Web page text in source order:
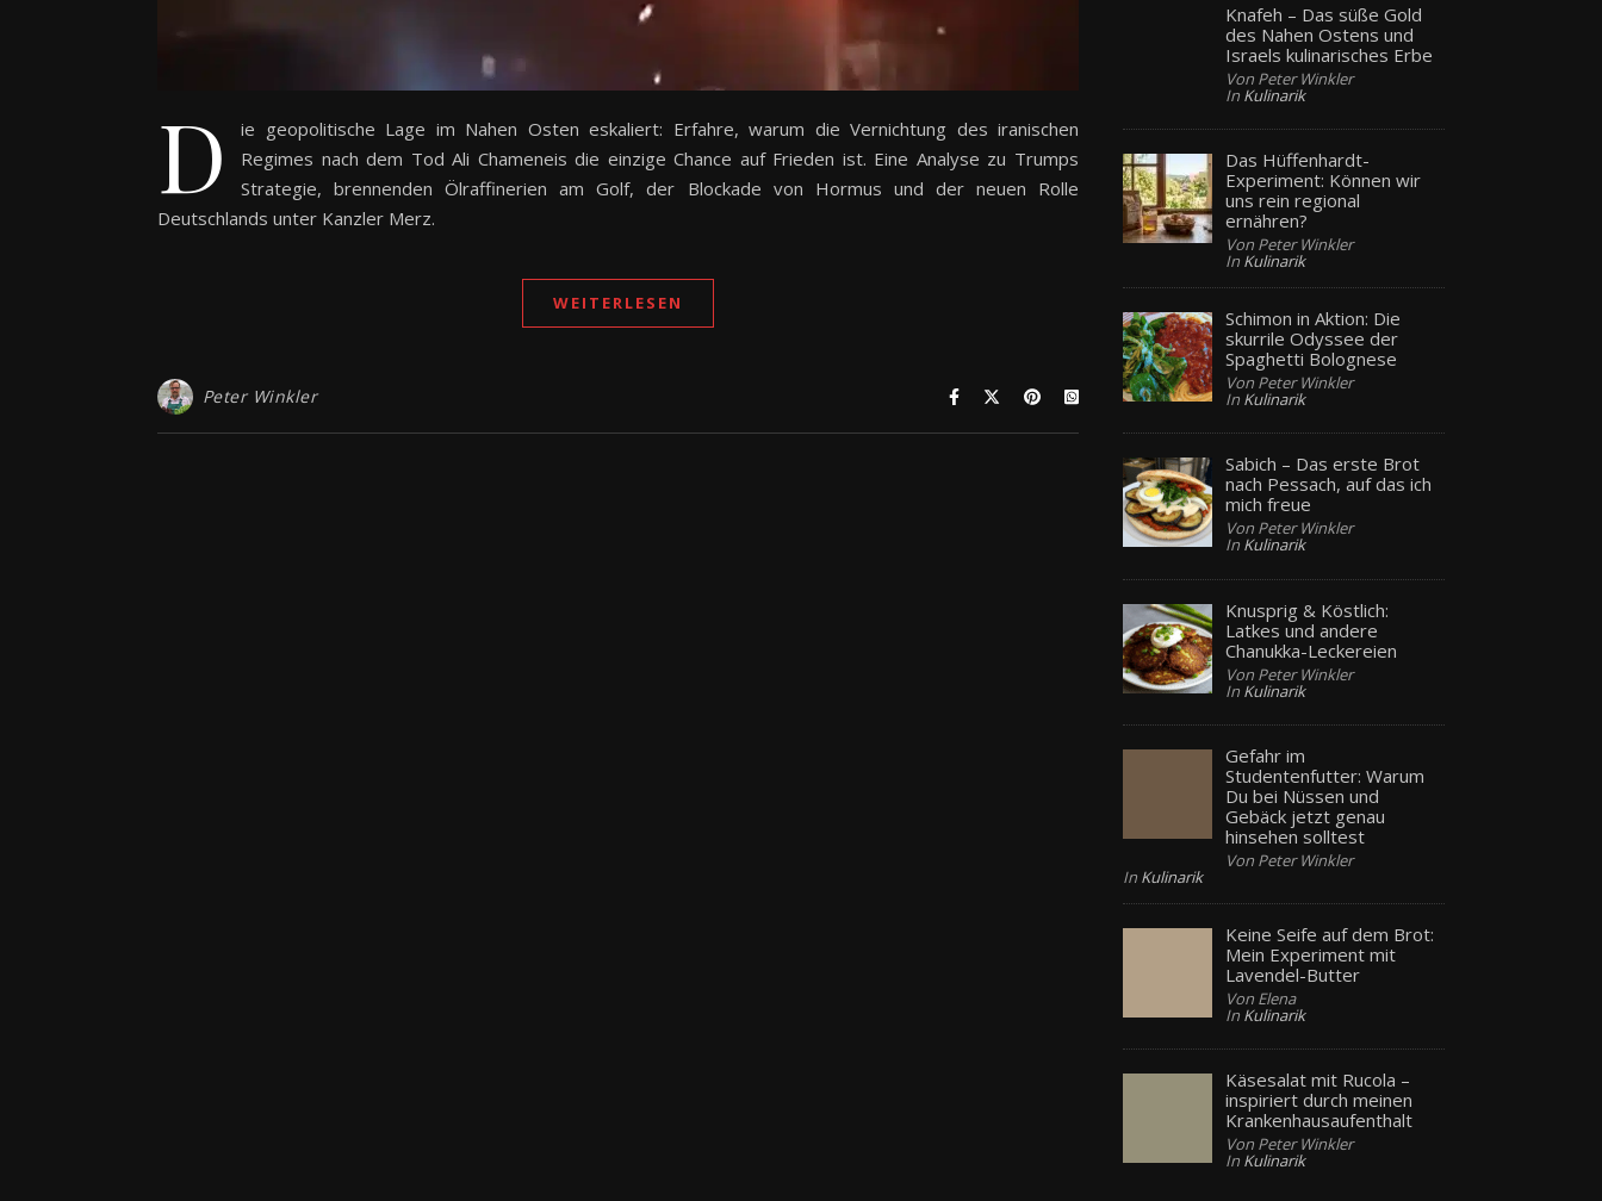
D
ie geopolitische Lage im Nahen Osten eskaliert: Erfahre, warum die Vernichtung des iranischen
Regimes nach dem Tod Ali Chameneis die einzige Chance auf Frieden ist. Eine Analyse zu Trumps
Strategie, brennenden Ölraffinerien am Golf, der Blockade von Hormus und der neuen Rolle
Deutschlands unter Kanzler Merz.
WEITERLESEN
Peter Winkler
Knafeh – Das süße Gold
des Nahen Ostens und
Israels kulinarisches Erbe
Von Peter Winkler
In Kulinarik
Das Hüffenhardt-
Experiment: Können wir
uns rein regional
ernähren?
Von Peter Winkler
In Kulinarik
Schimon in Aktion: Die
skurrile Odyssee der
Spaghetti Bolognese
Von Peter Winkler
In Kulinarik
Sabich – Das erste Brot
nach Pessach, auf das ich
mich freue
Von Peter Winkler
In Kulinarik
Knusprig & Köstlich:
Latkes und andere
Chanukka-Leckereien
Von Peter Winkler
In Kulinarik
Gefahr im
Studentenfutter: Warum
Du bei Nüssen und
Gebäck jetzt genau
hinsehen solltest
Von Peter Winkler
In Kulinarik
Keine Seife auf dem Brot:
Mein Experiment mit
Lavendel-Butter
Von Elena
In Kulinarik
Käsesalat mit Rucola –
inspiriert durch meinen
Krankenhausaufenthalt
Von Peter Winkler
In Kulinarik